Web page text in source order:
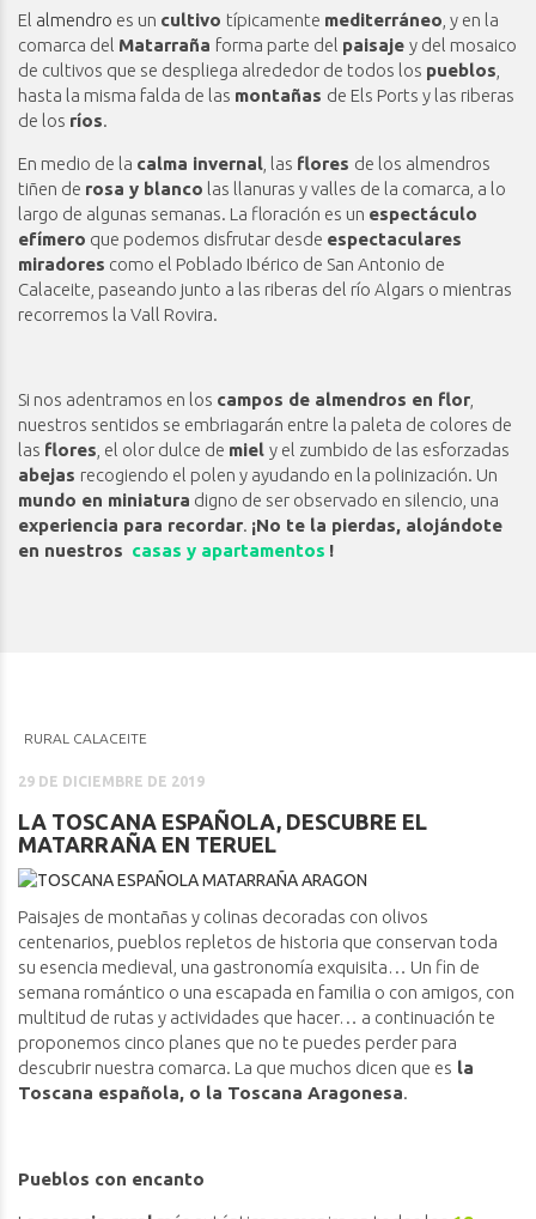
El almendro es un cultivo típicamente mediterráneo , y en la
comarca del Matarraña forma parte del paisaje y del mosaico
de cultivos que se despliega alrededor de todos los pueblos
hasta la misma falda de las montañas de Els Ports y las riberas
de los ríos.
En medio de la calma invernal , las flores de los almendros
tiñen de rosa y blanco las llanuras y valles de la comarca, a lo
largo de algunas semanas. La floración es un espectáculo
efímero que podemos disfrutar desde espectaculares
miradores como el Poblado Ibérico de San Antonio de
Calaceite, paseando junto a las riberas del río Algars o mientras
recorremos la Vall Rovira.
Si nos adentramos en los campos de almendros en flor
nuestros sentidos se embriagarán entre la paleta de colores de
las flores , el olor dulce de miel y el zumbido de las esforzadas
abejas recogiendo el polen y ayudando en la polinización. Un
mundo en miniatura digno de ser observado en silencio, una
experiencia para recordar. ¡No te la pierdas, alojándote
en nuestros casas y apartamentos !
RURAL CALACEITE
29 DE DICIEMBRE DE 2019
LA TOSCANA ESPAÑOLA, DESCUBRE EL
MATARRAÑA EN TERUEL
Paisajes de montañas y colinas decoradas con olivos
centenarios, pueblos repletos de historia que conservan toda
su esencia medieval, una gastronomía exquisita… Un fin de
semana romántico o una escapada en familia o con amigos, con
multitud de rutas y actividades que hacer… a continuación te
proponemos cinco planes que no te puedes perder para
descubrir nuestra comarca. La que muchos dicen que es la
Toscana española, o la Toscana Aragonesa.
Pueblos con encanto